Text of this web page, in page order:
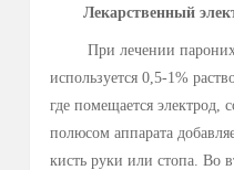
подмышечной
Затем электрод
Удостоверится перед
электроды и
прокладкой, так как